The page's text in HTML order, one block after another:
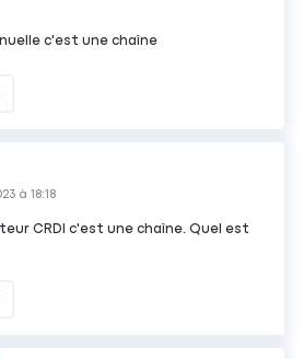
c'est une chaîne
à18:18
CRDI c'est une chaîne. Quel est